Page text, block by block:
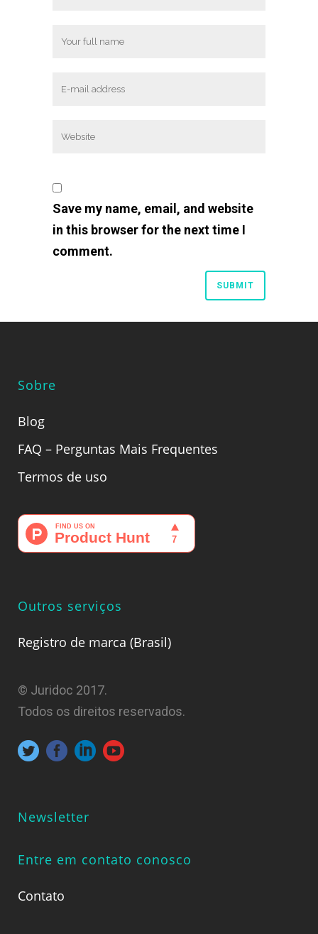
Save my name, email, and website
in this browser for the next time I
comment.
Sobre
Blog
FAQ – Perguntas Mais Frequentes
Termos de uso
Outros serviços
Registro de marca (Brasil)
© Juridoc 2017.
Todos os direitos reservados.
Newsletter
Entre em contato conosco
Contato